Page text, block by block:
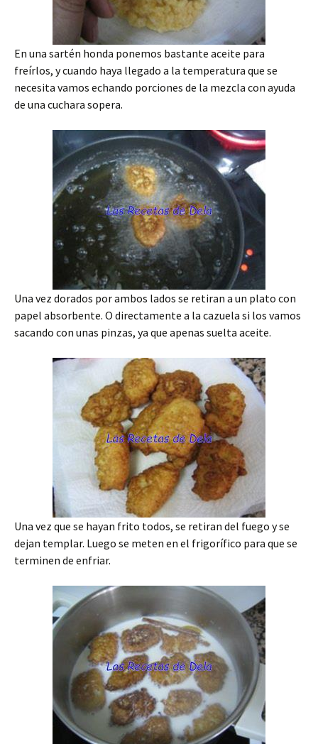
En una sartén honda ponemos bastante aceite para
freírlos, y cuando haya llegado a la temperatura que se
necesita vamos echando porciones de la mezcla con ayuda
de una cuchara sopera.
Una vez dorados por ambos lados se retiran a un plato con
papel absorbente. O directamente a la cazuela si los vamos
sacando con unas pinzas, ya que apenas suelta aceite.
Una vez que se hayan frito todos, se retiran del fuego y se
dejan templar. Luego se meten en el frigorífico para que se
terminen de enfriar.